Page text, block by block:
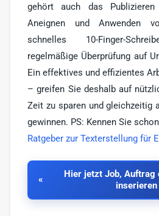
gehört auch das
Aneignen und Anwenden
schnelles 10-Finger-
regelmäßige Überprüfung auf
Ein effektives und effizientes
– greifen Sie deshalb auf
Zeit zu sparen und gleichzeitig
gewinnen. PS: Kennen Sie
Ratgeber zur Texterstellung für
Hier jetzt Job, Auftrag
inserieren